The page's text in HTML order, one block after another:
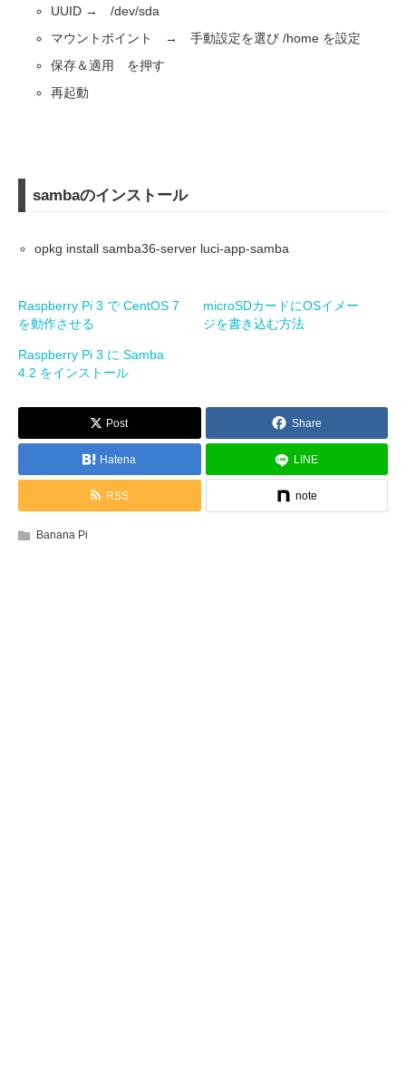
UUID → /dev/sda
マウントポイント → 手動設定を選び /home を設定
保存＆適用 を押す
再起動
sambaのインストール
opkg install samba36-server luci-app-samba
Raspberry Pi 3 で CentOS 7
を動作させる
microSDカードにOSイメー
ジを書き込む方法
Raspberry Pi 3 に Samba
4.2 をインストール
Post Share
Hatena LINE
RSS note
Banana Pi